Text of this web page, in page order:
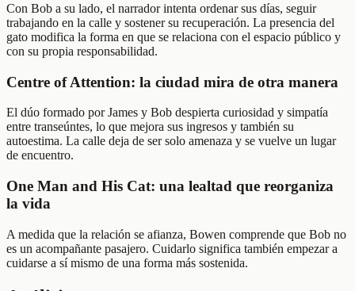
Con Bob a su lado, el narrador intenta ordenar sus días, seguir
trabajando en la calle y sostener su recuperación. La presencia del
gato modifica la forma en que se relaciona con el espacio público y
con su propia responsabilidad.
Centre of Attention: la ciudad mira de otra manera
El dúo formado por James y Bob despierta curiosidad y simpatía
entre transeúntes, lo que mejora sus ingresos y también su
autoestima. La calle deja de ser solo amenaza y se vuelve un lugar
de encuentro.
One Man and His Cat: una lealtad que reorganiza
la vida
A medida que la relación se afianza, Bowen comprende que Bob no
es un acompañante pasajero. Cuidarlo significa también empezar a
cuidarse a sí mismo de una forma más sostenida.